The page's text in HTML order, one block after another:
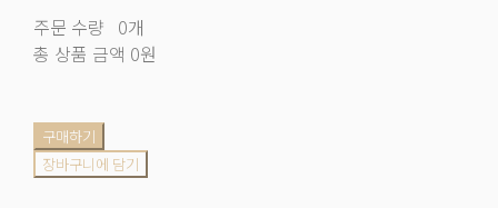
주문 수량 0개
총 상품 금액 0원
구매하기
장바구니에 담기